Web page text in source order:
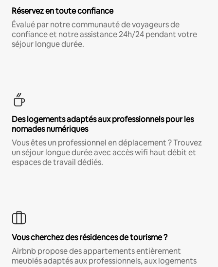
Réservez en toute confiance
Évalué par notre communauté de voyageurs de
confiance et notre assistance 24h/24 pendant votre
séjour longue durée.
Des logements adaptés aux professionnels pour les
nomades numériques
Vous êtes un professionnel en déplacement ? Trouvez
un séjour longue durée avec accès wifi haut débit et
espaces de travail dédiés.
Vous cherchez des résidences de tourisme ?
Airbnb propose des appartements entièrement
meublés adaptés aux professionnels, aux logements